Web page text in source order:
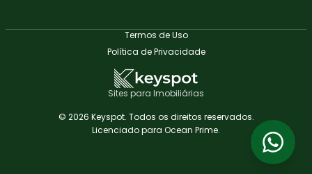
Termos de Uso
Política de Privacidade
Sites para Imobiliárias
© 2026 Keyspot. Todos os direitos reservados.
Licenciado para Ocean Prime.